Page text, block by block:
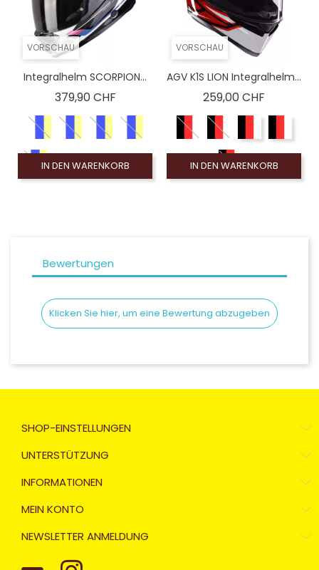
VORSCHAU
Integralhelm SCORPION...
379,90 CHFPreis
IN DEN WARENKORB
VORSCHAU
AGV K1S LION Integralhelm...
259,00 CHF
IN DEN WARENKORB
Bewertungen
Klicken Sie hier, um eine Bewertung abzugeben
SHOP-EINSTELLUNGEN
UNTERSTÜTZUNG
INFORMATIONEN
MEIN KONTO
NEWSLETTER ANMELDUNG